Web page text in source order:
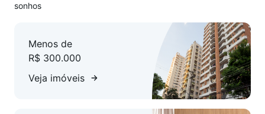
sonhos
Menos de
R$ 300.000
Veja imóveis